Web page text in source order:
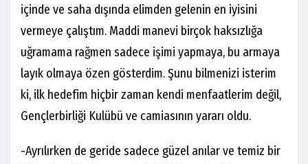
içinde ve saha dışında elimden gelenin en iyisini
vermeye çalıştım. Maddi manevi birçok haksızlığa
uğramama rağmen sadece işimi yapmaya, bu armaya
layık olmaya özen gösterdim. Şunu bilmenizi isterim
ki, ilk hedefim hiçbir zaman kendi menfaatlerim değil,
Gençlerbirliği Kulübü ve camiasının yararı oldu.
-Ayrılırken de geride sadece güzel anılar ve temiz bir